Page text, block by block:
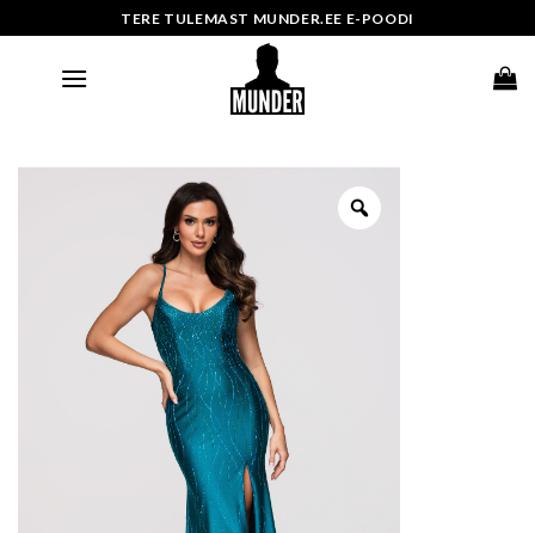
to
TERE TULEMAST MUNDER.EE E-POODI